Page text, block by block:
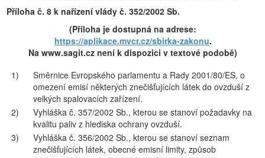
Příloha č. 8 k nařízení vlády č. 352/2002 Sb.
(Příloha je dostupná na adrese:
https://aplikace.mvcr.cz/sbirka-zakonu.
Na www.sagit.cz není k dispozici v textové podobě)
1)
Směrnice Evropského parlamentu a Rady 2001/80/ES, o
omezení emisí některých znečišťujících látek do ovzduší z
velkých spalovacích zařízení.
2)
Vyhláška č. 357/2002 Sb., kterou se stanoví požadavky na
kvalitu paliv z hlediska ochrany ovzduší.
3)
Vyhláška č. 356/2002 Sb., kterou se stanoví seznam
znečišťujících látek, obecné emisní limity, způsob